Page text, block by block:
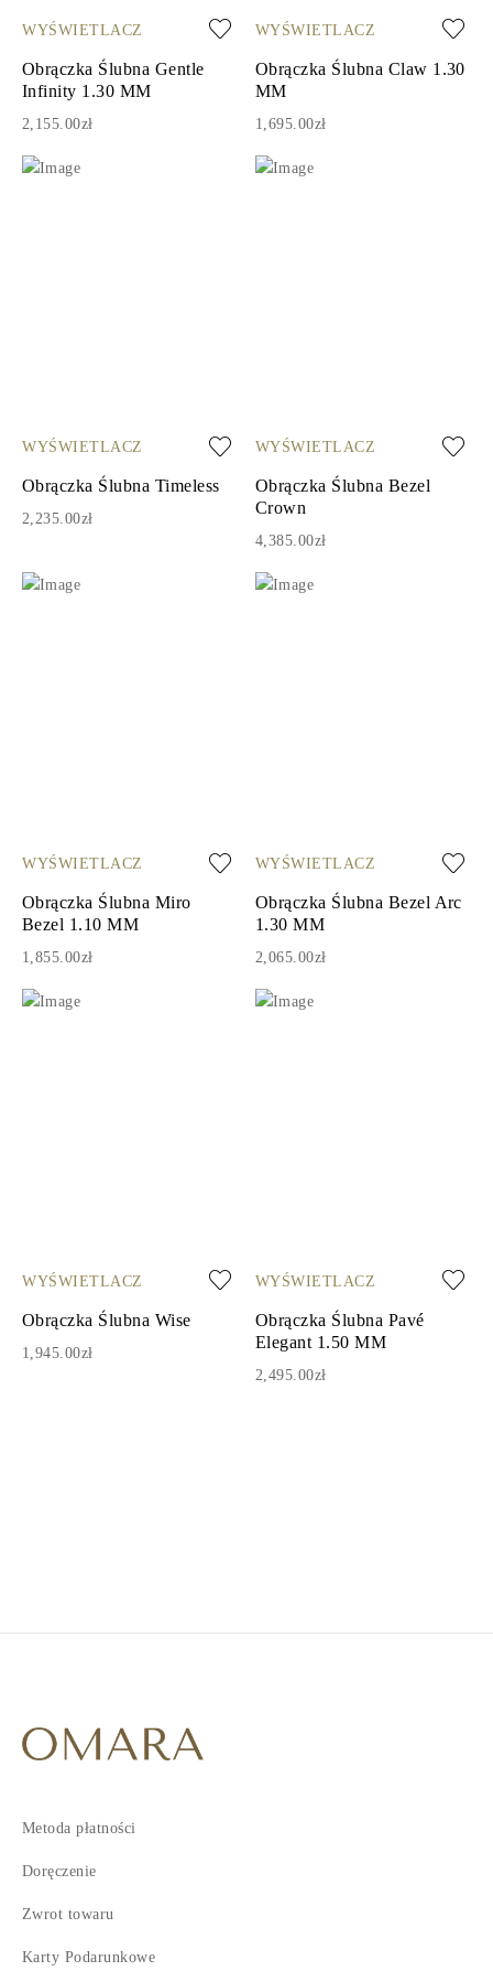
WYŚWIETLACZ
Obrączka Ślubna Gentle
Infinity 1.30 MM
2,155.00zł
WYŚWIETLACZ
Obrączka Ślubna Claw 1.30
MM
1,695.00zł
WYŚWIETLACZ
Obrączka Ślubna Timeless
2,235.00zł
WYŚWIETLACZ
Obrączka Ślubna Bezel
Crown
4,385.00zł
WYŚWIETLACZ
Obrączka Ślubna Miro
Bezel 1.10 MM
1,855.00zł
WYŚWIETLACZ
Obrączka Ślubna Bezel Arc
1.30 MM
2,065.00zł
WYŚWIETLACZ
Obrączka Ślubna Wise
1,945.00zł
WYŚWIETLACZ
Obrączka Ślubna Pavé
Elegant 1.50 MM
2,495.00zł
Metoda płatności
Doręczenie
Zwrot towaru
Karty Podarunkowe